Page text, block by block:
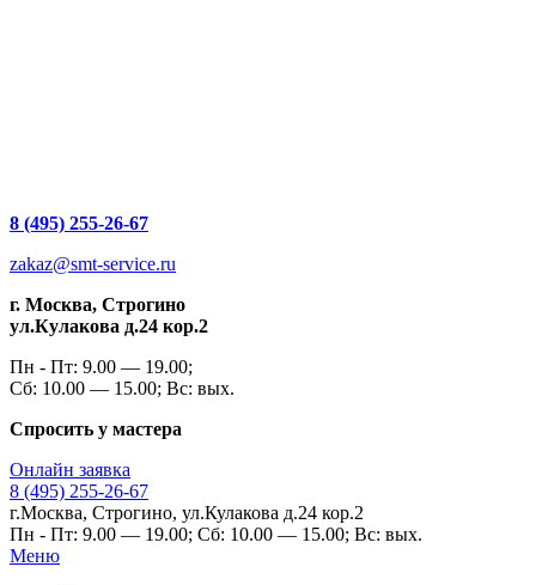
8 (495) 255-26-67
zakaz@smt-service.ru
г. Москва, Строгино
ул.Кулакова д.24 кор.2
Пн - Пт: 9.00 — 19.00;
Сб: 10.00 — 15.00; Вс: вых.
Спросить у мастера
Онлайн заявка
8 (495) 255-26-67
г.Москва, Строгино, ул.Кулакова д.24 кор.2
Пн - Пт: 9.00 — 19.00; Сб: 10.00 — 15.00; Вс: вых.
Меню